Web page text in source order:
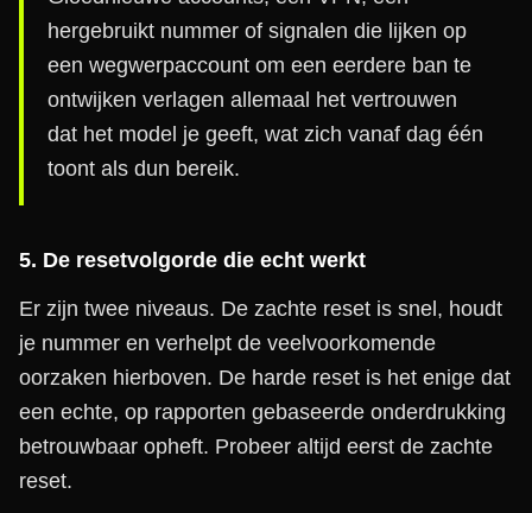
hergebruikt nummer of signalen die lijken op
een wegwerpaccount om een eerdere ban te
ontwijken verlagen allemaal het vertrouwen
dat het model je geeft, wat zich vanaf dag één
toont als dun bereik.
5. De resetvolgorde die echt werkt
Er zijn twee niveaus. De zachte reset is snel, houdt
je nummer en verhelpt de veelvoorkomende
oorzaken hierboven. De harde reset is het enige dat
een echte, op rapporten gebaseerde onderdrukking
betrouwbaar opheft. Probeer altijd eerst de zachte
reset.